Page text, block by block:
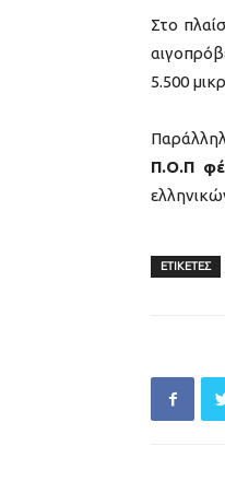
Στο
5.500
Π.Ο.Π
ΕΤΙΚΕΤΕΣ